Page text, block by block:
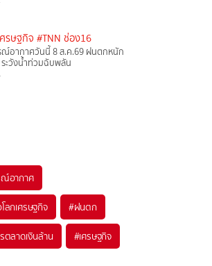
รษฐกิจ #TNN ช่อง16
อากาศวันนี้ 8 ส.ค.69 ฝนตกหนัก
ระวังน้ำท่วมฉับพลัน
อากาศ
ลกเศรษฐกิจ #ฝนตก
ตลาดเงินล้าน #เศรษฐกิจ